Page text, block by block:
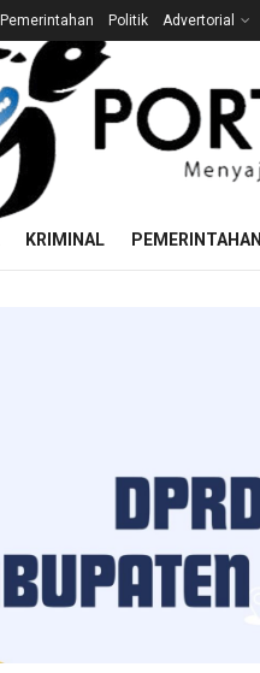
Pemerintahan Politik Advertorial
KRIMINAL PEMERINTAHAN